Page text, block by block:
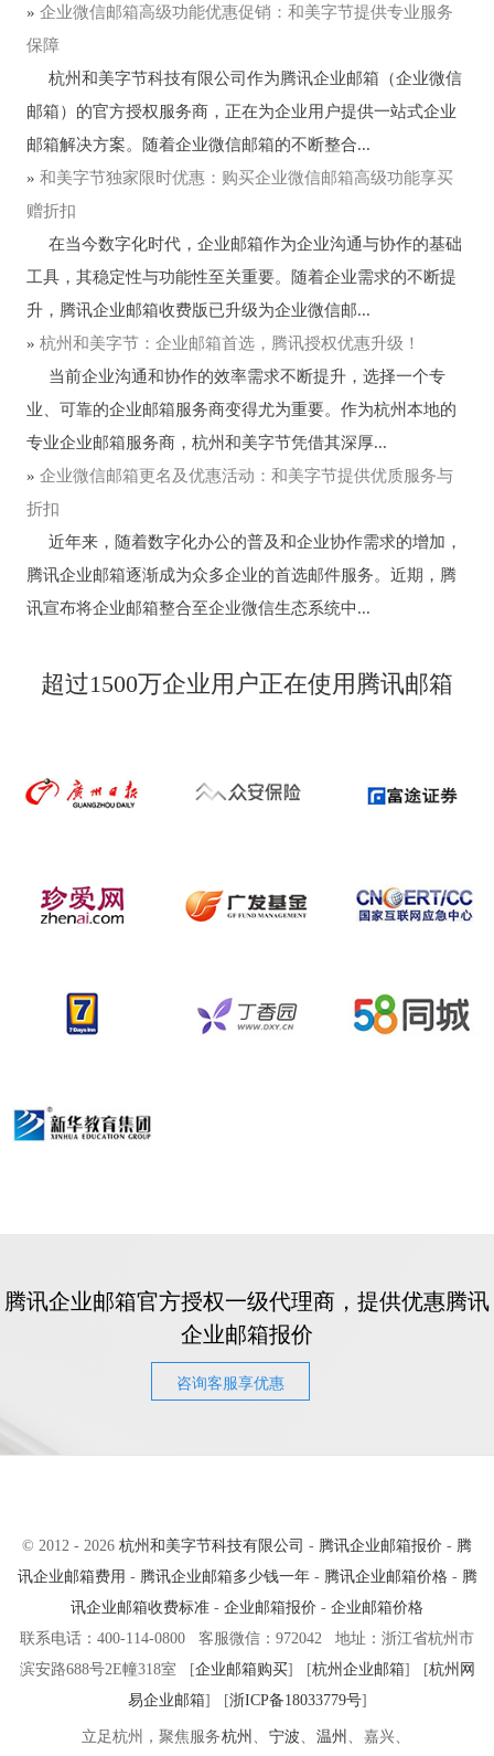
» 企业微信邮箱高级功能优惠促销：和美字节提供专业服务
保障
杭州和美字节科技有限公司作为腾讯企业邮箱（企业微信
邮箱）的官方授权服务商，正在为企业用户提供一站式企业
邮箱解决方案。随着企业微信邮箱的不断整合...
» 和美字节独家限时优惠：购买企业微信邮箱高级功能享买
赠折扣
在当今数字化时代，企业邮箱作为企业沟通与协作的基础
工具，其稳定性与功能性至关重要。随着企业需求的不断提
升，腾讯企业邮箱收费版已升级为企业微信邮...
» 杭州和美字节：企业邮箱首选，腾讯授权优惠升级！
当前企业沟通和协作的效率需求不断提升，选择一个专
业、可靠的企业邮箱服务商变得尤为重要。作为杭州本地的
专业企业邮箱服务商，杭州和美字节凭借其深厚...
» 企业微信邮箱更名及优惠活动：和美字节提供优质服务与
折扣
近年来，随着数字化办公的普及和企业协作需求的增加，
腾讯企业邮箱逐渐成为众多企业的首选邮件服务。近期，腾
讯宣布将企业邮箱整合至企业微信生态系统中...
超过1500万企业用户正在使用腾讯邮箱
腾讯企业邮箱官方授权一级代理商，提供优惠腾讯
企业邮箱报价
咨询客服享优惠
© 2012 - 2026 杭州和美字节科技有限公司 - 腾讯企业邮箱报价 - 腾
讯企业邮箱费用 - 腾讯企业邮箱多少钱一年- 腾讯企业邮箱价格- 腾
讯企业邮箱收费标准 - 企业邮箱报价 - 企业邮箱价格
联系电话：400-114-0800 客服微信：972042 地址：浙江省杭州市
滨安路688号2E幢318室 [企业邮箱购买] [杭州企业邮箱] [杭州网
易企业邮箱] [浙ICP备18033779号]
立足杭州，聚焦服务杭州 宁波 温州 嘉兴、